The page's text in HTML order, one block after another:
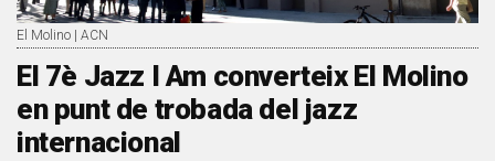
El Molino | ACN
El 7è Jazz I Am converteix El Molino
en punt de trobada del jazz
internacional